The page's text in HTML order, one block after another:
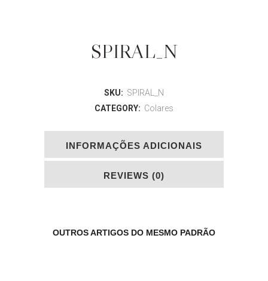
SPIRAL_N
SKU: SPIRAL_N
CATEGORY: Colares
INFORMAÇÕES ADICIONAIS
REVIEWS (0)
OUTROS ARTIGOS DO MESMO PADRÃO